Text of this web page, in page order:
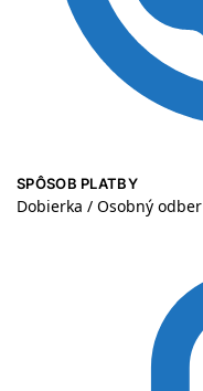
SPÔSOB PLATBY
Dobierka / Osobný odber